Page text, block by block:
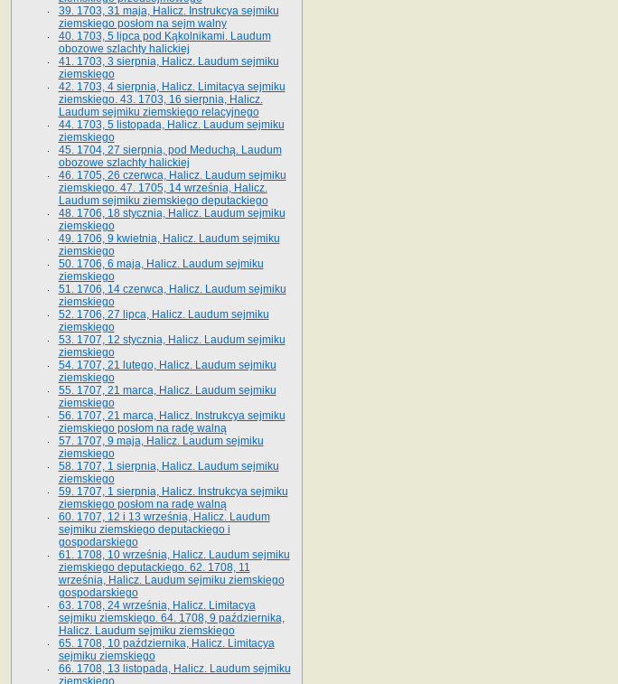
39. 1703, 31 maja, Halicz. Instrukcya sejmiku
ziemskiego posłom na sejm walny
40. 1703, 5 lipca pod Kąkolnikami. Laudum
obozowe szlachty halickiej
41­. 1703, 3 sierpnia, Halicz. Laudum sejmiku
ziemskiego
42. 1703, 4 sierpnia, Halicz. Limitacya sejmiku
ziemskiego. 43. 1703, 16 sierpnia, Halicz.
Laudum sejmiku ziemskiego relacyjnego
44. 1703, 5 listopada, Halicz. Laudum sejmiku
ziemskiego
45. 1704, 27 sierpnia, pod Meduchą. Laudum
obozowe szlachty halickiej
46. 1705, 26 czerwca, Halicz. Laudum sejmiku
ziemskiego. 47. 1705, 14 września, Halicz.
Laudum sejmiku ziemskiego deputackiego
48. 1706, 18 stycznia, Halicz. Laudum sejmiku
ziemskiego
49. 1706, 9 kwietnia, Halicz. Laudum sejmiku
ziemskiego
50. 1706, 6 maja, Halicz. Laudum sejmiku
ziemskiego
51. 1706, 14 czerwca, Halicz. Laudum sejmiku
ziemskiego
52. 1706, 27 lipca, Halicz. Laudum sejmiku
ziemskiego
53. 1707, 12 stycznia, Halicz. Laudum sejmiku
ziemskiego
54. 1707, 21 lutego, Halicz. Laudum sejmiku
ziemskiego
55. 1707, 21 marca, Halicz. Laudum sejmiku
ziemskiego
56. 1707, 21 marca, Halicz. Instrukcya sejmiku
ziemskiego posłom na radę walną
57. 1707, 9 maja, Halicz. Laudum sejmiku
ziemskiego
58. 1707, 1 sierpnia, Halicz. Laudum sejmiku
ziemskiego
59. 1707, 1 sierpnia, Halicz. Instrukcya sejmiku
ziemskiego posłom na radę walną
60. 1707, 12 i 13 września, Halicz. Laudum
sejmiku ziemskiego deputackiego i
gospodarskiego
61. 1708, 10 września, Halicz. Laudum sejmiku
ziemskiego deputackiego. 62. 1708, 11
września, Halicz. Laudum sejmiku ziemskiego
gospodarskiego
63. 1708, 24 września, Halicz. Limitacya
sejmiku ziemskiego. 64. 1708, 9 października,
Halicz. Laudum sejmiku ziemskiego
65­. 1708, 10 października, Halicz. Limitacya
sejmiku ziemskiego
66. 1708, 13 listopada, Halicz. Laudum sejmiku
ziemskiego